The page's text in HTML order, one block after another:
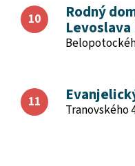
Rodný
Tranovského